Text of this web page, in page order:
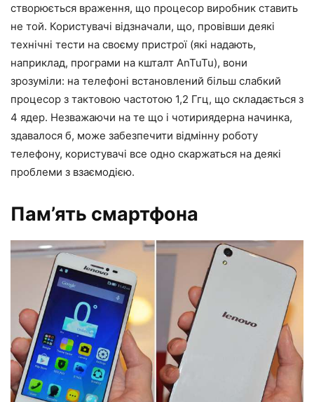
створюється враження, що процесор виробник ставить
не той. Користувачі відзначали, що, провівши деякі
технічні тести на своєму пристрої (які надають,
наприклад, програми на кшталт AnTuTu), вони
зрозуміли: на телефоні встановлений більш слабкий
процесор з тактовою частотою 1,2 Ггц, що складається з
4 ядер. Незважаючи на те що і чотириядерна начинка,
здавалося б, може забезпечити відмінну роботу
телефону, користувачі все одно скаржаться на деякі
проблеми з взаємодією.
Пам’ять смартфона